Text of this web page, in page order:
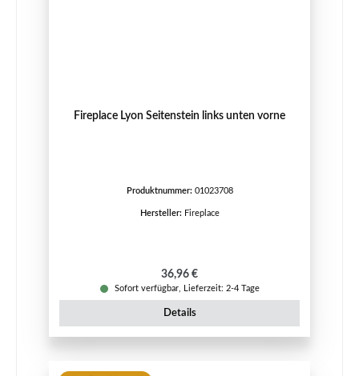
Fireplace Lyon Seitenstein links unten vorne
Produktnummer: 01023708
Hersteller: Fireplace
Regulärer Preis:
36,96 €
Sofort verfügbar, Lieferzeit: 2-4 Tage
Details